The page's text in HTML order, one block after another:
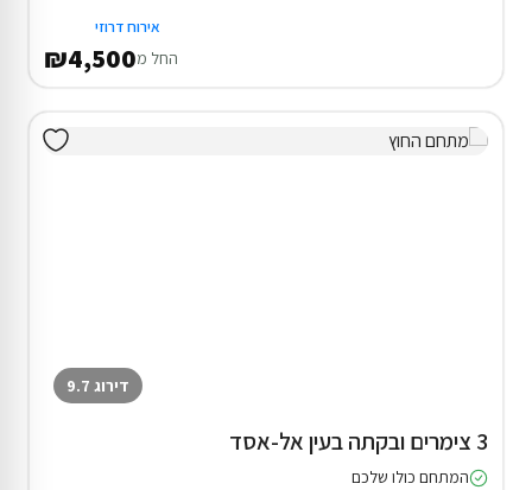
אירוח דרוזי
החל מ₪4,500
דירוג 9.7
3 צימרים ובקתה בעין אל-אסד
המתחם כולו שלכם